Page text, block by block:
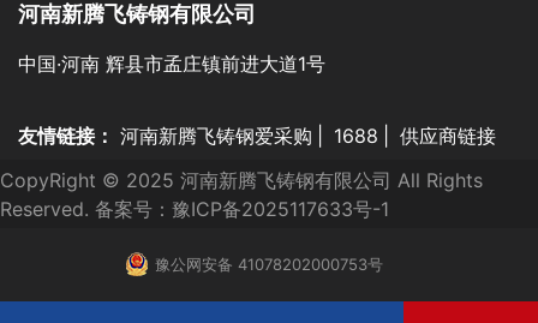
河南新腾飞铸钢有限公司
中国·河南 辉县市孟庄镇前进大道1号
友情链接： 河南新腾飞铸钢爱采购 1688
供应商链接
CopyRight © 2025 河南新腾飞铸钢有限公司 All Rights
Reserved. 备案号： 豫ICP备2025117633号-1
豫公网安备 41078202000753号